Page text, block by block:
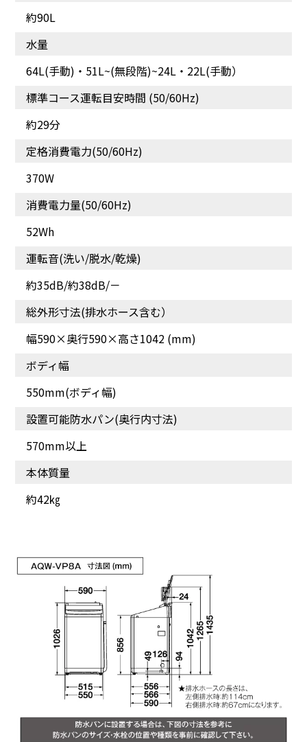
からまず、取り出しやす
いから、お洗濯後の作業
もスムーズ。
洗濯槽までの距離が近い
ので、衣類の出し入れが
投入口が大きく、すり鉢
作できて、ストレスフリ
ーな使いやすさ。
スタイリッシュなデザイ
ンに中が見える安心感を
プラス。
約90L
水量
64L(手動)・51L~(無段階)~24L・22L(手動）
標準コース運転目安時間 (50/60Hz)
約29分
定格消費電力(50/60Hz)
370W
消費電力量(50/60Hz)
52Wh
運転音(洗い/脱水/乾燥)
約35dB/約38dB/－
総外形寸法(排水ホース含む）
幅590×奥行590×高さ1042 (mm)
ボディ幅
550mm(ボディ幅)
設置可能防水パン(奥行内寸法)
570mm以上
本体質量
約42㎏